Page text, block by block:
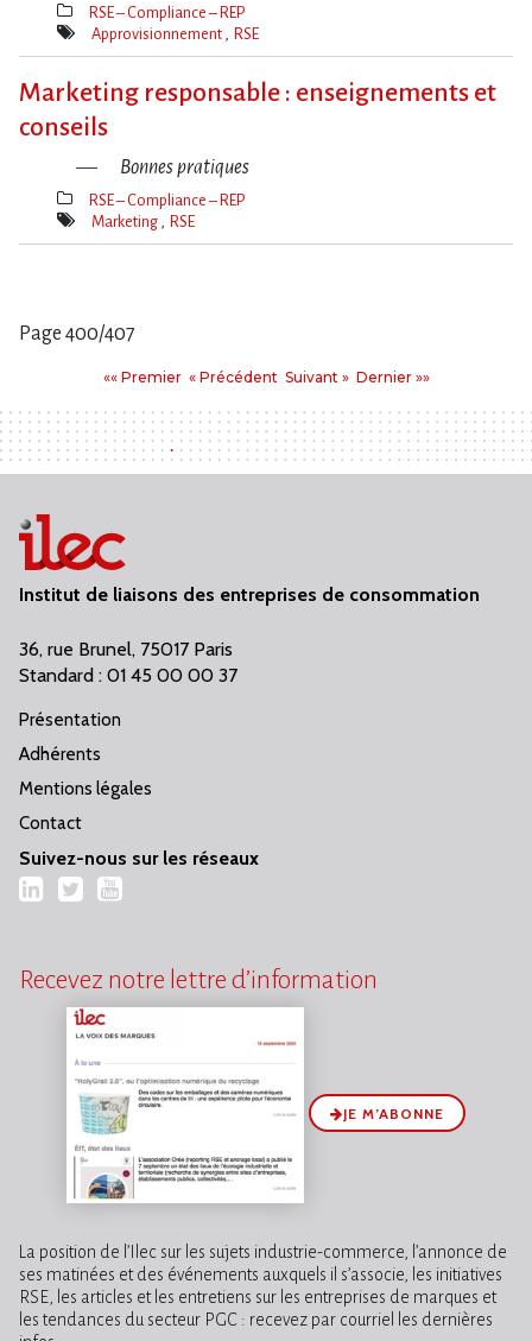
Thèmes(s)
RSE – Compliance – REP
Mot(s)-
Approvisionnement RSE
Marketing responsable : enseignements et
conseils
Bonnes pratiques
Thèmes(s)
RSE – Compliance – REP
Mot(s)-
Marketing RSE
Page 400/407
«« PremierPremier
« PrécédentPrécédent
Suivant
Suivant » Dernier
Dernier »»
Institut de liaisons des entreprises de consommation
36, rue Brunel, 75017 Paris
Standard : 01 45 00 00 37
Présentation
Adhérents
Mentions légales
Contact
Suivez-nous sur les réseaux
LinkedIn
TwitterYouTube
Recevez notre lettre d’information
JE M’ABONNE
La position de l’Ilec sur les sujets industrie-commerce, l’annonce de
ses matinées et des événements auxquels il s’associe, les initiatives
RSE, les articles et les entretiens sur les entreprises de marques et
les tendances du secteur PGC : recevez par courriel les dernières